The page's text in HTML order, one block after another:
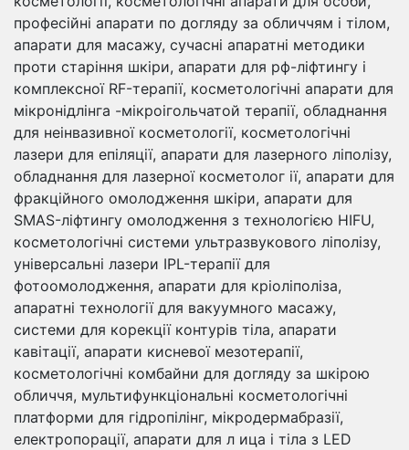
професійні апарати по догляду за обличчям і тілом,
апарати для масажу, сучасні апаратні методики
проти старіння шкіри, апарати для рф-ліфтингу і
комплексної RF-терапії, косметологічні апарати для
мікронідлінга -мікроігольчатой ​​терапії, обладнання
для неінвазивної косметології, косметологічні
лазери для епіляції, апарати для лазерного ліполізу,
обладнання для лазерної косметолог ії, апарати для
фракційного омолодження шкіри, апарати для
SMAS-ліфтингу омолодження з технологією HIFU,
косметологічні системи ультразвукового ліполізу,
універсальні лазери IPL-терапії для
фотоомолодження, апарати для кріоліполіза,
апаратні технології для вакуумного масажу,
системи для корекції контурів тіла, апарати
кавітації, апарати кисневої мезотерапії,
косметологічні комбайни для догляду за шкірою
обличчя, мультифункціональні косметологічні
платформи для гідропілінг, мікродермабразії,
електропорації, апарати для л ица і тіла з LED